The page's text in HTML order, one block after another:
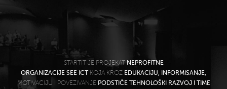
STARTIT JE PROJEKAT NEPROFITNE
ORGANIZACIJE SEE ICTKOJA KROZ EDUKACIJU, INFORMISANJE,
MOTIVACIJU I POVEZIVANJE PODSTIČE TEHNOLOŠKI RAZVOJ I TIME